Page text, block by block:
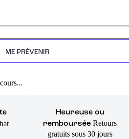
ME PRÉVENIR
Heureuse ou
remboursée Retours
gratuits sous 30 jours